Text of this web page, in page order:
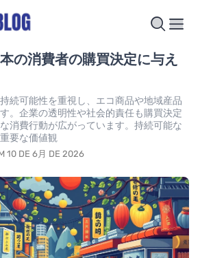
の消費者の購買決定に与え
続可能性を重視し、エコ商品や地域産品
。企業の透明性や社会的責任も購買決定
消費行動が広がっています。持続可能な
要な価値観
10 DE 6月 DE 2026